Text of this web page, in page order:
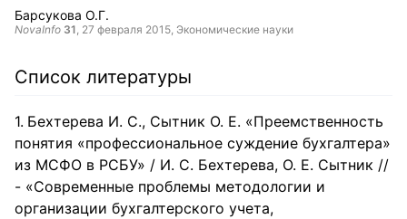
Барсукова О.Г.
NovaInfo 31, 27 февраля 2015, Экономические науки
Список литературы
Бехтерева И. С., Сытник О. Е. «Преемственность
понятия «профессиональное суждение бухгалтера»
из МСФО в РСБУ» / И. С. Бехтерева, О. Е. Сытник //
- «Современные проблемы методологии и
организации бухгалтерского учета,